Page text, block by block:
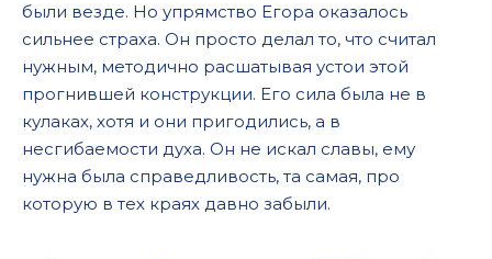
были везде. Но упрямство Егора оказалось
сильнее страха. Он просто делал то, что считал
нужным, методично расшатывая устои этой
прогнившей конструкции. Его сила была не в
кулаках, хотя и они пригодились, а в
несгибаемости духа. Он не искал славы, ему
нужна была справедливость, та самая, про
которую в тех краях давно забыли.